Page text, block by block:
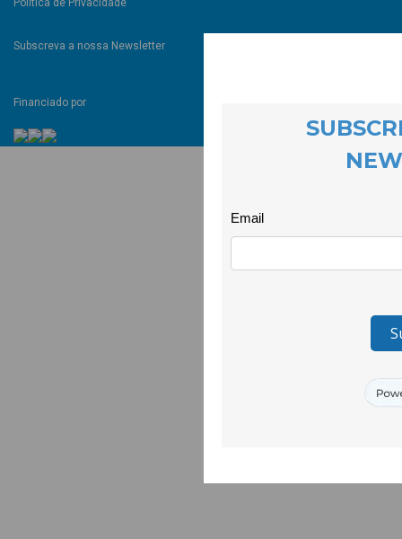
Política de Privacidade
Subscreva a nossa Newsletter
Financiado por